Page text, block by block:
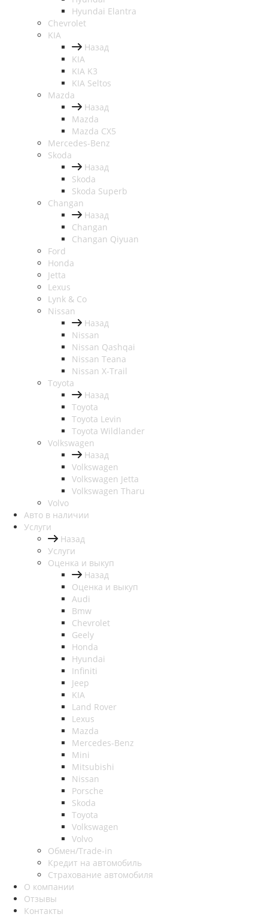
Hyundai Elantra
Chevrolet
KIA
Назад
KIA
KIA K3
KIA Seltos
Mazda
Назад
Mazda
Mazda CX5
Mercedes-Benz
Skoda
Назад
Skoda
Skoda Superb
Changan
Назад
Changan
Changan Qiyuan
Ford
Honda
Jetta
Lexus
Lynk & Co
Nissan
Назад
Nissan
Nissan Qashqai
Nissan Teana
Nissan X-Trail
Toyota
Назад
Toyota
Toyota Levin
Toyota Wildlander
Volkswagen
Назад
Volkswagen
Volkswagen Jetta
Volkswagen Tharu
Volvo
Авто в наличии
Услуги
Назад
Услуги
Оценка и выкуп
Назад
Оценка и выкуп
Audi
Bmw
Chevrolet
Geely
Honda
Hyundai
Infiniti
Jeep
KIA
Land Rover
Lexus
Mazda
Mercedes-Benz
Mini
Mitsubishi
Nissan
Porsche
Skoda
Toyota
Volkswagen
Volvo
Обмен/Trade-in
Кредит на автомобиль
Страхование автомобиля
О компании
Отзывы
Контакты